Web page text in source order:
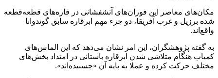
مکان‌های معاصر این فوران‌های آتشفشانی در قاره‌های قطعه‌قطعه
شده برزیل و غرب آفریقا، دو جزء مهم ابرقاره سابق گوندوانا
واقع‌اند.
به گفته پژوهشگران، این امر نشان می‌دهد که این الماس‌های
کمیاب هنگام متلاشی شدن ابرقاره باستانی در امتداد بخش‌های
مختلف حرکت کرده و عملا به پایه آن «چسبیده‌اند».